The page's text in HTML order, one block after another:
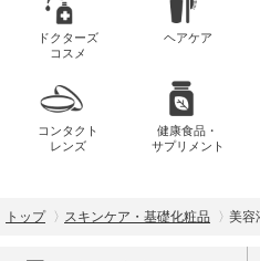
ドクターズ
コスメ
ヘアケア
コンタクト
レンズ
健康食品・
サプリメント
トップ スキンケア・基礎化粧品 美容